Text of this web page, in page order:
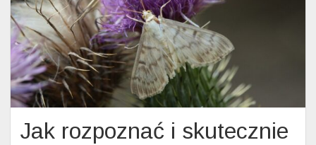
Jak rozpoznać i skutecznie